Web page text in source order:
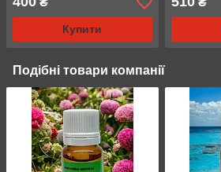
машину PILOT RABBIT
CONY
Купити
Подібні товари компанії